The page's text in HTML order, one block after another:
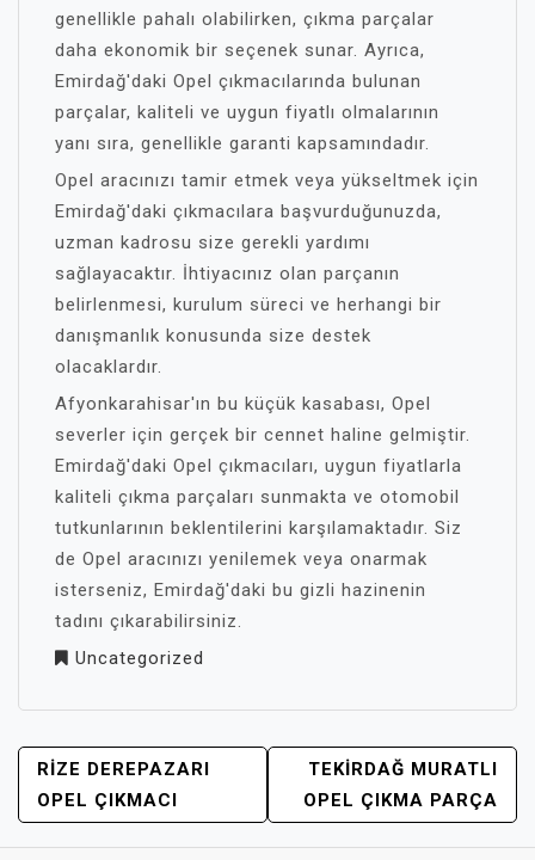
genellikle pahalı olabilirken, çıkma parçalar
daha ekonomik bir seçenek sunar. Ayrıca,
Emirdağ'daki Opel çıkmacılarında bulunan
parçalar, kaliteli ve uygun fiyatlı olmalarının
yanı sıra, genellikle garanti kapsamındadır.
Opel aracınızı tamir etmek veya yükseltmek için
Emirdağ'daki çıkmacılara başvurduğunuzda,
uzman kadrosu size gerekli yardımı
sağlayacaktır. İhtiyacınız olan parçanın
belirlenmesi, kurulum süreci ve herhangi bir
danışmanlık konusunda size destek
olacaklardır.
Afyonkarahisar'ın bu küçük kasabası, Opel
severler için gerçek bir cennet haline gelmiştir.
Emirdağ'daki Opel çıkmacıları, uygun fiyatlarla
kaliteli çıkma parçaları sunmakta ve otomobil
tutkunlarının beklentilerini karşılamaktadır. Siz
de Opel aracınızı yenilemek veya onarmak
isterseniz, Emirdağ'daki bu gizli hazinenin
tadını çıkarabilirsiniz.
Uncategorized
YAZI
GEZINMESI
RIZE DEREPAZARI
OPEL ÇIKMACI
TEKIRDAĞ MURATLI
OPEL ÇIKMA PARÇA